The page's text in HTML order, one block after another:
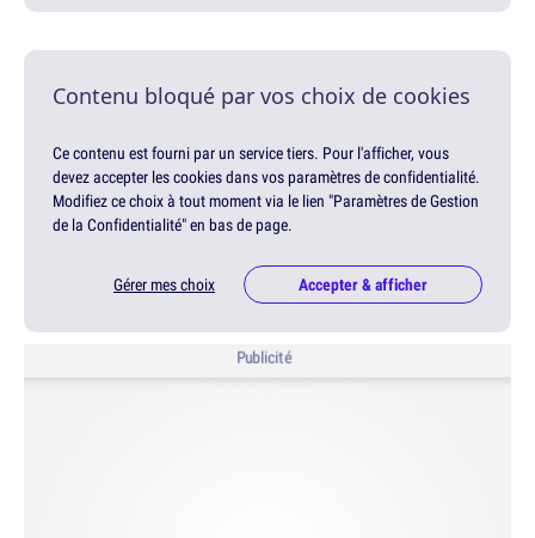
Contenu bloqué par vos choix de cookies
Ce contenu est fourni par un service tiers. Pour l'afficher, vous
devez accepter les cookies dans vos paramètres de confidentialité.
Modifiez ce choix à tout moment via le lien "Paramètres de Gestion
de la Confidentialité" en bas de page.
Gérer mes choix Accepter & afficher
Publicité